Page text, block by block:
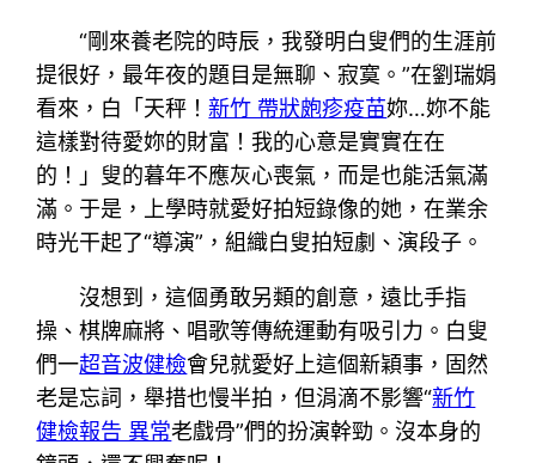
“剛來養老院的時辰，我發明白叟們的生涯前
提很好，最年夜的題目是無聊、寂寞。”在劉瑞娟
看來，白「天秤！新竹 帶狀皰疹疫苗妳…妳不能
這樣對待愛妳的財富！我的心意是實實在在
的！」叟的暮年不應灰心喪氣，而是也能活氣滿
滿。于是，上學時就愛好拍短錄像的她，在業余
時光干起了“導演”，組織白叟拍短劇、演段子。
沒想到，這個勇敢另類的創意，遠比手指
操、棋牌麻將、唱歌等傳統運動有吸引力。白叟
們一超音波健檢會兒就愛好上這個新穎事，固然
老是忘詞，舉措也慢半拍，但涓滴不影響“新竹
健檢報告 異常老戲骨”們的扮演幹勁。沒本身的